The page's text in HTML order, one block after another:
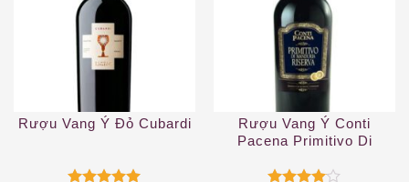
Rượu Vang Ý Đỏ Cubardi
Rượu Vang Ý Conti
Pacena Primitivo Di